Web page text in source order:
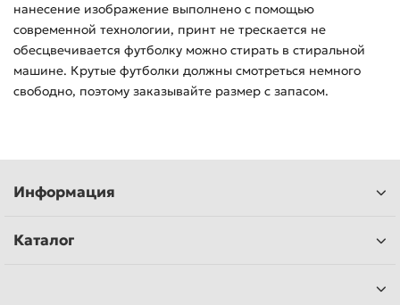
нанесение изображение выполнено с помощью
современной технологии, принт не трескается не
обесцвечивается футболку можно стирать в стиральной
машине. Крутые футболки должны смотреться немного
свободно, поэтому заказывайте размер с запасом.
Информация
Каталог